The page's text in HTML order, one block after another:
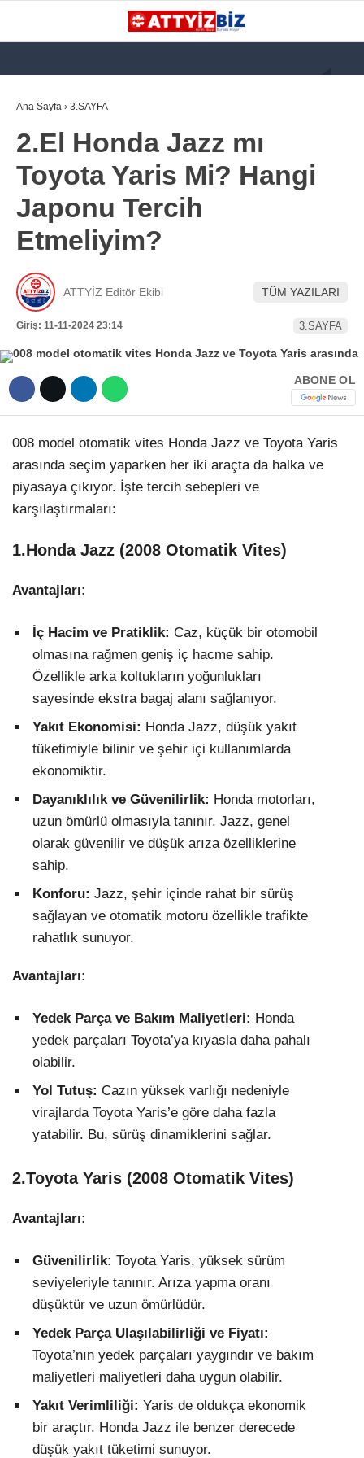
WhatsApp İhbar
Facebook
KATEGORİLER
GÜNDEM
112 ACİL
KPSS
PARAMEDİK (AABT)
STK
TERCİH ROBOTU
Ana Sayfa › 3.SAYFA
2.El Honda Jazz mı
Toyota Yaris Mi? Hangi
Japonu Tercih
Etmeliyim?
ATTYİZ Editör Ekibi TÜM YAZILARI
Giriş: 11-11-2024 23:14 3.SAYFA
ABONE OL
008 model otomatik vites Honda Jazz ve Toyota Yaris
arasında seçim yaparken her iki araçta da halka ve
piyasaya çıkıyor. İşte tercih sebepleri ve
karşılaştırmaları:
1.Honda Jazz (2008 Otomatik Vites)
Avantajları:
İç Hacim ve Pratiklik: Caz, küçük bir otomobil
olmasına rağmen geniş iç hacme sahip.
Özellikle arka koltukların yoğunlukları
sayesinde ekstra bagaj alanı sağlanıyor.
Yakıt Ekonomisi: Honda Jazz, düşük yakıt
tüketimiyle bilinir ve şehir içi kullanımlarda
ekonomiktir.
Dayanıklılık ve Güvenilirlik: Honda motorları,
uzun ömürlü olmasıyla tanınır. Jazz, genel
olarak güvenilir ve düşük arıza özelliklerine
sahip.
Konforu: Jazz, şehir içinde rahat bir sürüş
sağlayan ve otomatik motoru özellikle trafikte
rahatlık sunuyor.
Avantajları:
Yedek Parça ve Bakım Maliyetleri: Honda
yedek parçaları Toyota’ya kıyasla daha pahalı
olabilir.
Yol Tutuş: Cazın yüksek varlığı nedeniyle
virajlarda Toyota Yaris’e göre daha fazla
yatabilir. Bu, sürüş dinamiklerini sağlar.
2.Toyota Yaris (2008 Otomatik Vites)
Avantajları:
Güvenilirlik: Toyota Yaris, yüksek sürüm
seviyeleriyle tanınır. Arıza yapma oranı
düşüktür ve uzun ömürlüdür.
Yedek Parça Ulaşılabilirliği ve Fiyatı:
Toyota’nın yedek parçaları yaygındır ve bakım
maliyetleri maliyetleri daha uygun olabilir.
Yakıt Verimliliği: Yaris de oldukça ekonomik
bir araçtır. Honda Jazz ile benzer derecede
düşük yakıt tüketimi sunuyor.